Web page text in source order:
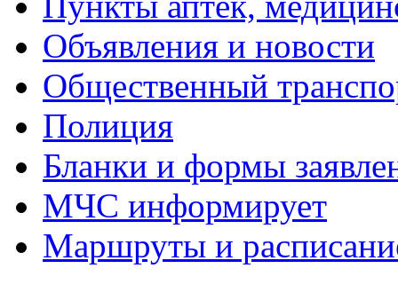
Объявления и новости
Общественный
Полиция
Бланки и формы
МЧС информирует
Маршруты и